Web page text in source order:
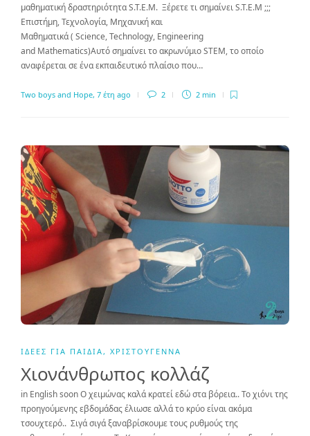
μαθηματική δραστηριότητα S.T.E.M. Ξέρετε τι σημαίνει S.T.E.M ;;;
Επιστήμη, Τεχνολογία, Μηχανική και
Μαθηματικά ( Science, Technology, Engineering
and Mathematics)Αυτό σημαίνει το ακρωνύμιο STEM, το οποίο
αναφέρεται σε ένα εκπαιδευτικό πλαίσιο που…
Two boys and Hope, 7 έτη ago 2 2 min
ΙΔΈΕΣ ΓΙΑ ΠΑΙΔΙΆ, ΧΡΙΣΤΟΎΓΕΝΝΑ
Χιονάνθρωπος κολλάζ
in English soon Ο χειμώνας καλά κρατεί εδώ στα βόρεια.. Το χιόνι της
προηγούμενης εβδομάδας έλιωσε αλλά το κρύο είναι ακόμα
τσουχτερό.. Σιγά σιγά ξαναβρίσκουμε τους ρυθμούς της